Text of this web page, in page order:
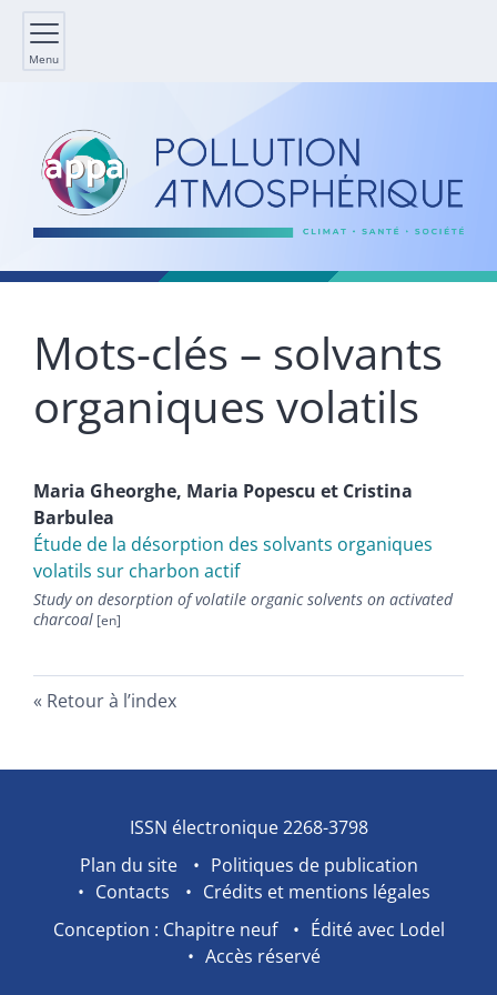
Menu
Mots-clés – solvants
organiques volatils
Maria Gheorghe, Maria Popescu et Cristina
Barbulea
Étude de la désorption des solvants organiques
volatils sur charbon actif
Study on desorption of volatile organic solvents on activated
charcoal
Retour à l’index
ISSN électronique 2268-3798
Plan du site
Politiques de publication
Contacts
Crédits et mentions légales
Conception : Chapitre neuf
Édité avec Lodel
Accès réservé